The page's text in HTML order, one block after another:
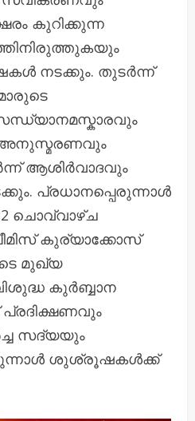
കുറിക്കുന്ന
നടക്കും. തുടർന്ന്
അനുസ്മരണവും
ആശിർവാദവും
പ്രധാനപ്പെരുന്നാൾ
ചൊവ്വാഴ്ച
കുര്യാക്കോസ്
മുഖ്യ
കുർബ്ബാന
പ്രദിക്ഷണവും
സദ്യയും
ശുശ്രൂഷകൾക്ക്